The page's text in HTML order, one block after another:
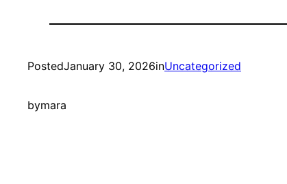
PostedJanuary 30, 2026inUncategorized
bymara